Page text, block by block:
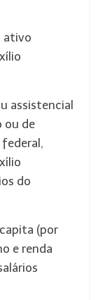
ativo
assistencial
ou de
do
(por
e renda